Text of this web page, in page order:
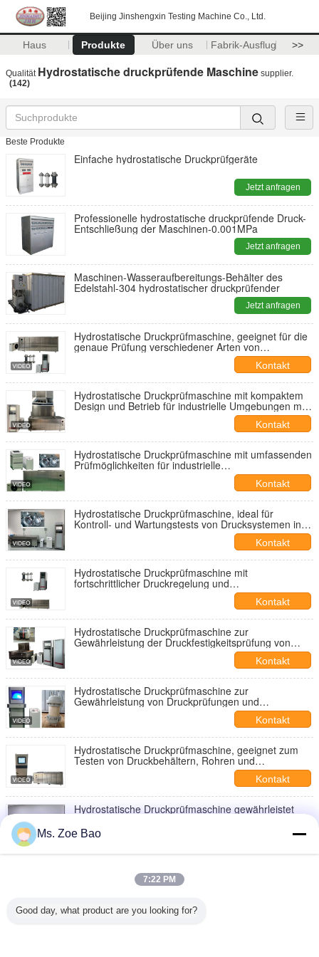
Beijing Jinshengxin Testing Machine Co., Ltd.
Haus Produkte Über uns Fabrik-Ausflug >>
Qualität Hydrostatische druckprüfende Maschine supplier.
(142)
Beste Produkte
Einfache hydrostatische Druckprüfgeräte
Jetzt anfragen
Professionelle hydrostatische druckprüfende Druck-
Entschließung der Maschinen-0.001MPa
Jetzt anfragen
Maschinen-Wasseraufbereitungs-Behälter des
Edelstahl-304 hydrostatischer druckprüfender
Jetzt anfragen
Hydrostatische Druckprüfmaschine, geeignet für die
genaue Prüfung verschiedener Arten von
Rohrverbindungen und Druckbehältern
Kontakt
Hydrostatische Druckprüfmaschine mit kompaktem
Design und Betrieb für industrielle Umgebungen mit
Kontakt
Hydrostatische Druckprüfmaschine mit umfassenden
Prüfmöglichkeiten für industrielle
Kontakt
Hydrostatische Druckprüfmaschine, ideal für
Kontroll- und Wartungstests von Drucksystemen in
Kontakt
Hydrostatische Druckprüfmaschine mit
fortschrittlicher Druckregelung und
Sicherheitsfunktionen für industrielle Druckprüfungen
Kontakt
Hydrostatische Druckprüfmaschine zur
Gewährleistung der Druckfestigkeitsprüfung von
Zylinderrohren und hydraulischen Komponenten
Kontakt
Hydrostatische Druckprüfmaschine zur
Gewährleistung von Druckprüfungen und
Sicherheitskonformität in industriellen Anwendungen
Kontakt
Hydrostatische Druckprüfmaschine, geeignet zum
Testen von Druckbehältern, Rohren und
hydraulischen Systemen mit Leistung
Kontakt
Hydrostatische Druckprüfmaschine gewährleistet
der Fertigung
von Druckbehältern, Rohren und Zylindern in
industriellen Umgebungen
Ms. Zoe Bao
7:22 PM
Good day, what product are you looking for?